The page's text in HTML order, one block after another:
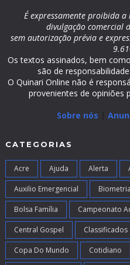
É expressamente proibida
divulgação comercial
sem autorização prévia e
Os textos assinados, bem
são de
O Quinari Online não é
provenientes de opiniões
Sobre nós
CATEGORIAS
Acre Ajuda Alerta
Auxilio Emergencial Biometria
Bolsa Família Campeonato
Central Gospel Classificados
Copa Do Mundo Cotidiano